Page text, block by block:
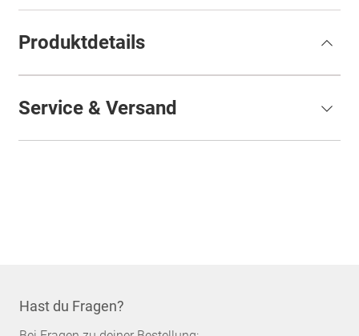
Produktdetails
Service & Versand
Hast du Fragen?